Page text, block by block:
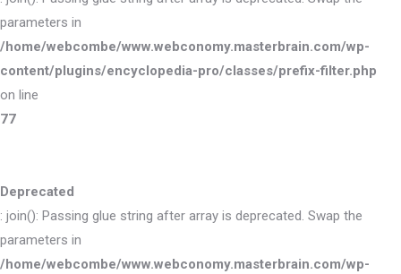
parameters in
/home/webcombe/www.webconomy.masterbrain.com/wp-
content/plugins/encyclopedia-pro/classes/prefix-filter.php
on line
77
Deprecated
: join(): Passing glue string after array is deprecated. Swap the
parameters in
/home/webcombe/www.webconomy.masterbrain.com/wp-